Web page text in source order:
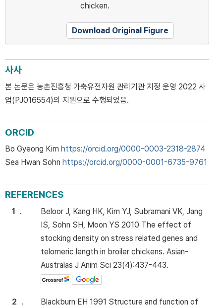
chicken.
Download Original Figure
사사
본 논문은 농촌진흥청 가축유전자원 관리기관 지정 운영 2022 사
업(PJ016554)의 지원으로 수행되었음.
ORCID
Bo Gyeong Kim https://orcid.org/0000-0003-2318-2874
Sea Hwan Sohn https://orcid.org/0000-0001-6735-9761
REFERENCES
1 .
Beloor J, Kang HK, Kim YJ, Subramani VK, Jang
IS, Sohn SH, Moon YS 2010 The effect of
stocking density on stress related genes and
telomeric length in broiler chickens. Asian-
Australas J Anim Sci 23(4):437-443.
2 . Blackburn EH 1991 Structure and function of